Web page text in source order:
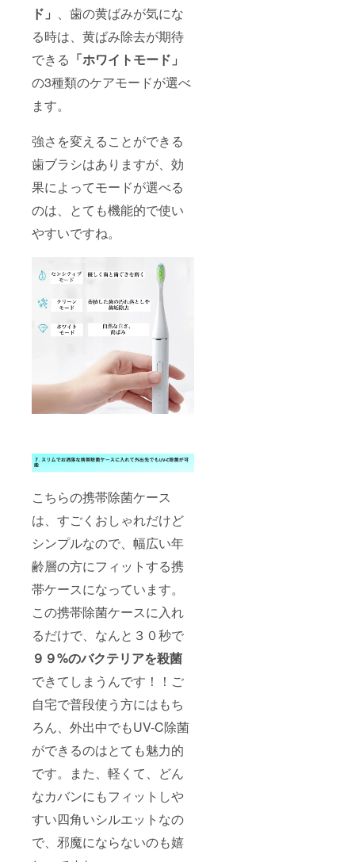
ド」 、歯の黄ばみが気にな
る時は、黄ばみ除去が期待
できる 「ホワイトモード」
の3種類のケアモードが選べ
ます。
強さを変えることができる
歯ブラシはありますが、効
果によってモードが選べる
のは、とても機能的で使い
やすいですね。
こちらの携帯除菌ケース
は、すごくおしゃれだけど
シンプルなので、幅広い年
齢層の方にフィットする携
帯ケースになっています。
この携帯除菌ケースに入れ
るだけで、なんと３０秒で
９９%のバクテリアを殺菌
できてしまうんです！！ご
自宅で普段使う方にはもち
ろん、外出中でもUV-C除菌
ができるのはとても魅力的
です。また、軽くて、どん
なカバンにもフィットしや
すい四角いシルエットなの
で、邪魔にならないのも嬉